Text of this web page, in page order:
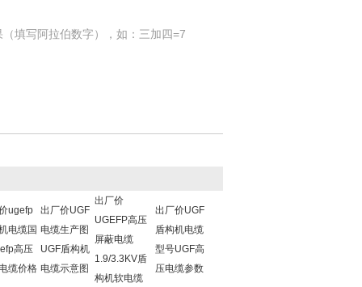
填写阿拉伯数字），如：三加四=7
ugefp
电缆国
高压
缆价格
出厂价UGF
电缆生产图
UGF盾构机
电缆示意图
出厂价
UGEFP高压
屏蔽电缆
1.9/3.3KV盾
构机软电缆
出厂价UGF
盾构机电缆
型号UGF高
压电缆参数